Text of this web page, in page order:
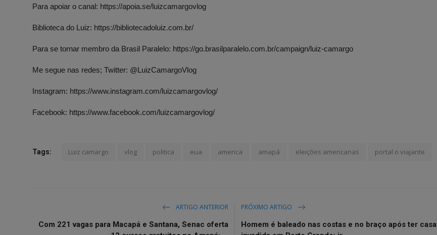
Para apoiar o canal: https://apoia.se/luizcamargovlog
Biblioteca do Luiz: https://bibliotecadoluiz.com.br/
Para se tornar membro da Brasil Paralelo: https://go.brasilparalelo.com.br/campaign/luiz-camargo
Me segue nas redes; Twitter: @LuizCamargoVlog
Instagram: https://www.instagram.com/luizcamargovlog/
Facebook: https://www.facebook.com/luizcamargovlog/
Tags: Luiz camargo vlog politica eua america amapá eleições americanas portal o viajante
ARTIGO ANTERIOR
Com 221 vagas para Macapá e Santana, Senac oferta
PRÓXIMO ARTIGO
Homem é baleado nas costas e no braço após ter casa